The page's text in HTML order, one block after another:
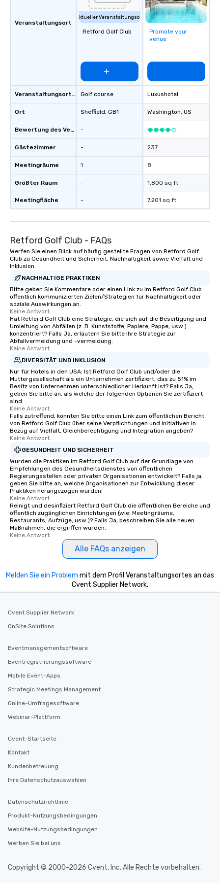
Veranstaltungsort
Veranstaltungsortstyp
Ort
Bewertung des Veranstaltungsortes
Gästezimmer
Meetingräume
Größter Raum
Meetingfläche
Aktueller Veranstaltungsort
Retford Golf Club
Golf course
Sheffield, GB1
-
-
1
-
-
Promote your
venue
Luxushotel
Washington, US
237
8
1.800 sq ft
7.201 sq ft
Retford Golf Club - FAQs
Werfen Sie einen Blick auf häufig gestellte Fragen von Retford Golf
Club zu Gesundheit und Sicherheit, Nachhaltigkeit sowie Vielfalt und
Inklusion.
NACHHALTIGE PRAKTIKEN
Bitte geben Sie Kommentare oder einen Link zu im Retford Golf Club
öffentlich kommunizierten Zielen/Strategien für Nachhaltigkeit oder
soziale Auswirkungen an.
Keine Antwort.
Hat Retford Golf Club eine Strategie, die sich auf die Beseitigung und
Umleitung von Abfällen (z. B. Kunststoffe, Papiere, Pappe, usw.)
konzentriert? Falls Ja, erläutern Sie bitte Ihre Strategie zur
Abfallvermeidung und -vermeidung.
Keine Antwort.
DIVERSITÄT UND INKLUSION
Nur für Hotels in den USA: Ist Retford Golf Club und/oder die
Muttergesellschaft als ein Unternehmen zertifiziert, das zu 51% im
Besitz von Unternehmen unterschiedlicher Herkunft ist? Falls Ja,
geben Sie bitte an, als welche der folgenden Optionen Sie zertifiziert
sind:
Keine Antwort.
Falls zutreffend, könnten Sie bitte einen Link zum öffentlichen Bericht
von Retford Golf Club über seine Verpflichtungen und Initiativen in
Bezug auf Vielfalt, Gleichberechtigung und Integration angeben?
Keine Antwort.
GESUNDHEIT UND SICHERHEIT
Wurden die Praktiken im Retford Golf Club auf der Grundlage von
Empfehlungen des Gesundheitsdienstes von öffentlichen
Regierungsstellen oder privaten Organisationen entwickelt? Falls ja,
geben Sie bitte an, welche Organisationen zur Entwicklung dieser
Praktiken herangezogen wurden:
Keine Antwort.
Reinigt und desinfiziert Retford Golf Club die öffentlichen Bereiche und
öffentlich zugänglichen Einrichtungen (wie: Meetingräume,
Restaurants, Aufzüge, usw.)? Falls Ja, beschreiben Sie alle neuen
Maßnahmen, die ergriffen wurden.
Keine Antwort.
Alle FAQs anzeigen
Melden Sie ein Problem mit dem Profil Veranstaltungsortes an das
Cvent Supplier Network.
Cvent Supplier Network
OnSite Solutions
Eventmanagementsoftware
Eventregistrierungssoftware
Mobile Event-Apps
Strategic Meetings Management
Online-Umfragesoftware
Webinar-Plattform
Cvent-Startseite
Kontakt
Kundenbetreuung
Ihre Datenschutzauswahlen
Datenschutzrichtlinie
Produkt-Nutzungsbedingungen
Website-Nutzungsbedingungen
Werben Sie bei uns
Copyright © 2000-2026 Cvent, Inc. Alle Rechte vorbehalten.